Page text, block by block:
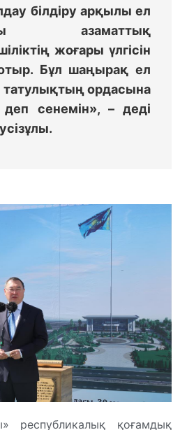
білдіру арқылы ел
азаматтық
жоғары үлгісін
Бұл шаңырақ ел
татулықтың ордасына
сенемін», – деді
республикалық қоғамдық